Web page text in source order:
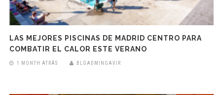
LAS MEJORES PISCINAS DE MADRID CENTRO PARA
COMBATIR EL CALOR ESTE VERANO
1 MONTH ATRÁS BLGADMINGAVIR